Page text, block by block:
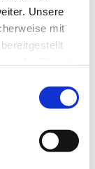
Unsere
mit